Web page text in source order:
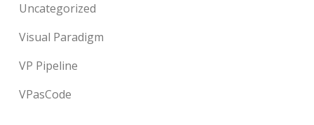
Uncategorized
Visual Paradigm
VP Pipeline
VPasCode